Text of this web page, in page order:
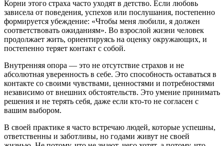
Корни этого страха часто уходят в детство. Если любовь
зависела от поведения, успехов или послушания, постепенно
формируется убеждение: «Чтобы меня любили, я должен
соответствовать ожиданиям». Во взрослой жизни человек
продолжает жить, ориентируясь на оценку окружающих, и
постепенно теряет контакт с собой.
Внутренняя опора — это не отсутствие страхов и не
абсолютная уверенность в себе. Это способность оставаться в
контакте со своими чувствами, ценностями и потребностями
независимо от внешних обстоятельств. Это умение принимать
решения и не терять себя, даже если кто-то не согласен с
вашим выбором.
В своей практике я часто встречаю людей, которые успешны,
ответственны и заботливы, но годами живут не своей